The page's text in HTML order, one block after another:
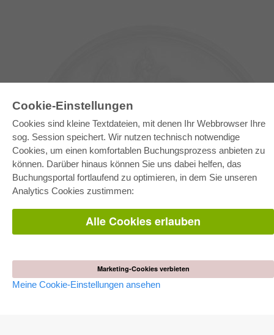
Cookie-Einstellungen
Cookies sind kleine Textdateien, mit denen Ihr Webbrowser Ihre
sog. Session speichert. Wir nutzen technisch notwendige
Cookies, um einen komfortablen Buchungsprozess anbieten zu
können. Darüber hinaus können Sie uns dabei helfen, das
Buchungsportal fortlaufend zu optimieren, in dem Sie unseren
Analytics Cookies zustimmen:
Alle Cookies erlauben
Marketing-Cookies verbieten
Meine Cookie-Einstellungen ansehen
E-COLLECTION
Gesamtpaket
Fachbereichspakete
Bereitstellung von E-Books
Häufig gestellte Fragen (FAQ)
AGB